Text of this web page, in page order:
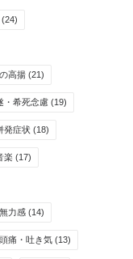
(24)
高揚 (21)
・希死念慮 (19)
発症状 (18)
楽 (17)
力感 (14)
痛・吐き気 (13)